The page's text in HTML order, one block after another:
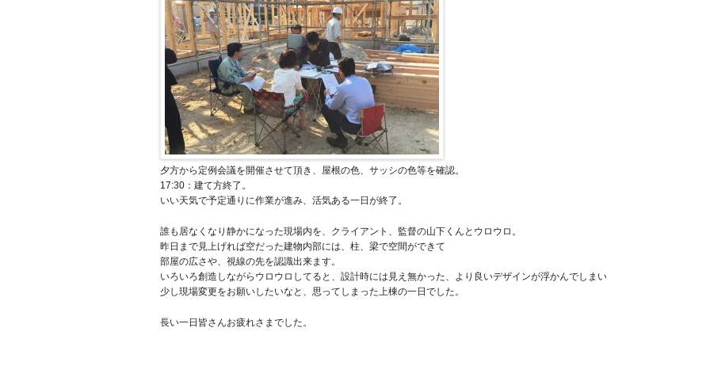
夕方から定例会議を開催させて頂き、屋根の色、サッシの色等を確認。
17:30：建て方終了。
いい天気で予定通りに作業が進み、活気ある一日が終了。
誰も居なくなり静かになった現場内を、クライアント、監督の山下くんとウロウロ。
昨日まで見上げれば空だった建物内部には、柱、梁で空間ができて
部屋の広さや、視線の先を認識出来ます。
いろいろ創造しながらウロウロしてると、設計時には見え無かった、より良いデザインが浮かんでしまい
少し現場変更をお願いしたいなと、思ってしまった上棟の一日でした。
長い一日皆さんお疲れさまでした。